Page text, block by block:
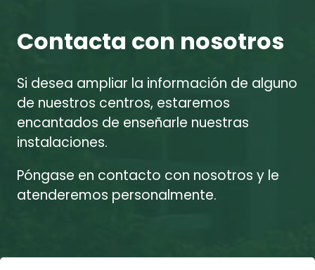
Contacta con nosotros
Si desea ampliar la información de alguno
de nuestros centros, estaremos
encantados de enseñarle nuestras
instalaciones.
Póngase en contacto con nosotros y le
atenderemos personalmente.